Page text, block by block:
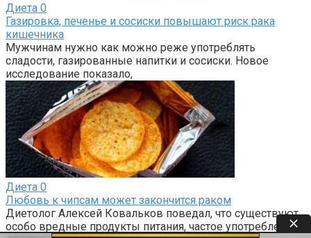
Диета 0
Газировка, печенье и сосиски повышают риск рака
кишечника
Мужчинам нужно как можно реже употреблять
сладости, газированные напитки и сосиски. Новое
исследование показало,
Диета 0
Любовь к чипсам может закончится раком
Диетолог Алексей Ковальков поведал, что существуют
особо вредные продукты питания, частое употребление